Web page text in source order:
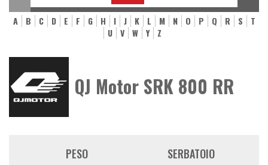
A B C D E F G H I J K L M N O P Q R S
T
U
V W Y Z
QJ Motor SRK 800 RR
PESO SERBATOIO